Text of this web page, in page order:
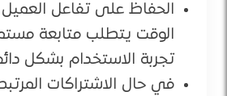
الحفاظ على تفاعل
الوقت يتطلب متابعة
تجربة الاستخدام بشكل
في حال الاشتراكات